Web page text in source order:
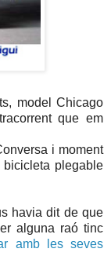
model Chicago
que em
i moment
bicicleta plegable
havia dit de que
alguna raó tinc
amb les seves